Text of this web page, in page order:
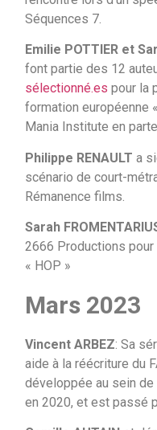
Séquences 7.
Emilie POTTIER et
font partie des 12
sélectionné.es pour la
formation européenne
Mania Institute en
Philippe RENAULT a
scénario de court-
Rémanence films.
Sarah
2666 Productions pour
« HOP »
Mars 2023
Vincent ARBEZ: Sa
aide à la réécriture du
développée au sein
en 2020, et est passé